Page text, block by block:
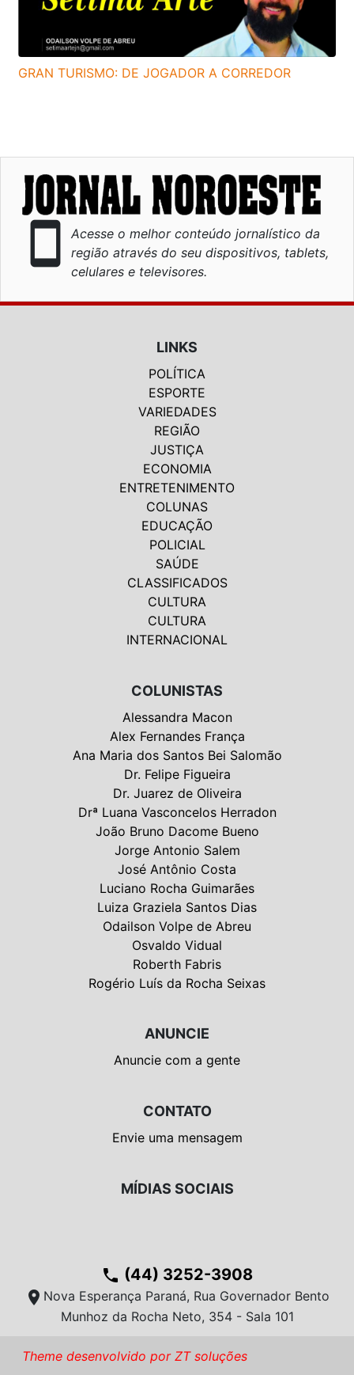
GRAN TURISMO: DE JOGADOR A CORREDOR
smartphone
Acesse o melhor conteúdo jornalístico da
região através do seu dispositivos, tablets,
celulares e televisores.
LINKS
POLÍTICA
ESPORTE
VARIEDADES
REGIÃO
JUSTIÇA
ECONOMIA
ENTRETENIMENTO
COLUNAS
EDUCAÇÃO
POLICIAL
SAÚDE
CLASSIFICADOS
CULTURA
CULTURA
INTERNACIONAL
COLUNISTAS
Alessandra Macon
Alex Fernandes França
Ana Maria dos Santos Bei Salomão
Dr. Felipe Figueira
Dr. Juarez de Oliveira
Drª Luana Vasconcelos Herradon
João Bruno Dacome Bueno
Jorge Antonio Salem
José Antônio Costa
Luciano Rocha Guimarães
Luiza Graziela Santos Dias
Odailson Volpe de Abreu
Osvaldo Vidual
Roberth Fabris
Rogério Luís da Rocha Seixas
ANUNCIE
Anuncie com a gente
CONTATO
Envie uma mensagem
MÍDIAS SOCIAIS
phone (44) 3252-3908
location_on Nova Esperança Paraná, Rua Governador Bento
Munhoz da Rocha Neto, 354 - Sala 101
Theme desenvolvido por ZT soluções